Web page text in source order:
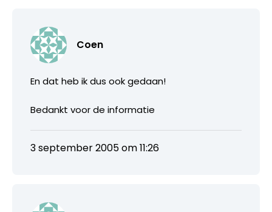
Coen
En dat heb ik dus ook gedaan!
Bedankt voor de informatie
3 september 2005 om 11:26